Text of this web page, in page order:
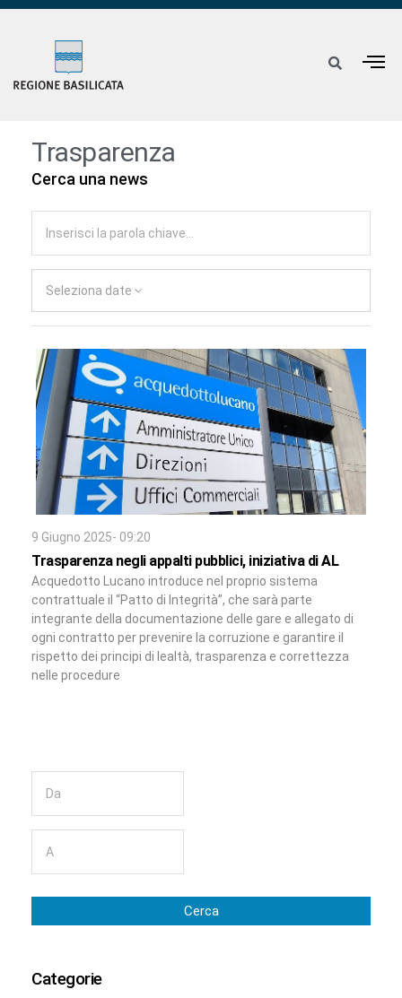
Trasparenza
Cerca una news
Seleziona date
9 Giugno 2025- 09:20
Trasparenza negli appalti pubblici, iniziativa di AL
Acquedotto Lucano introduce nel proprio sistema
contrattuale il “Patto di Integrità”, che sarà parte
integrante della documentazione delle gare e allegato di
ogni contratto per prevenire la corruzione e garantire il
rispetto dei principi di lealtà, trasparenza e correttezza
nelle procedure
Cerca
Categorie